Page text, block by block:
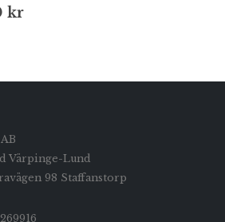
kr
Värpinge-Lund
98 Staffanstorp